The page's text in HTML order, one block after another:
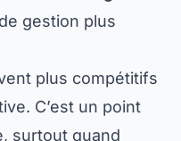
gestion plus
plus compétitifs
C’est un point
surtout quand